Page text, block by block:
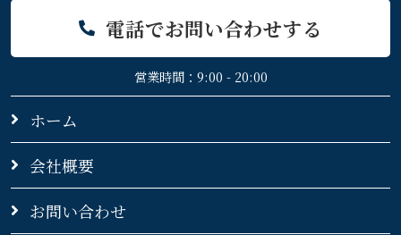
電話でお問い合わせする
営業時間：9:00 - 20:00
ホーム
会社概要
お問い合わせ